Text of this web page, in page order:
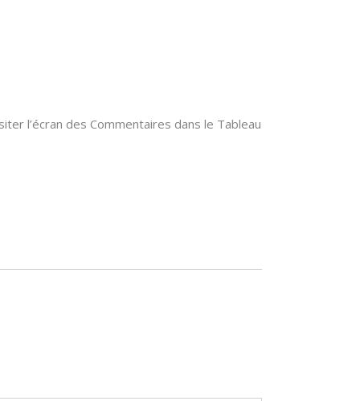
l’écran des Commentaires dans le Tableau